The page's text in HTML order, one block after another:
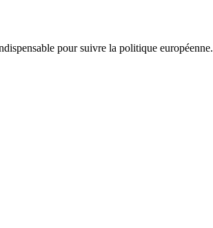
pour suivre la politique européenne.